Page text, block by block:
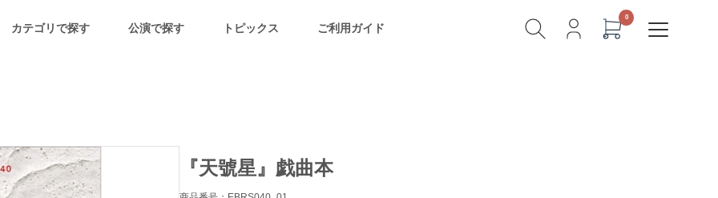
カテゴリで探す 公演で探す トピックス ご利用ガイド
『天號星』戯曲本